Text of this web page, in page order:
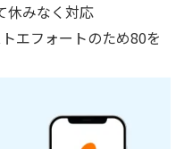
休みなく対応
エフォートのため80を